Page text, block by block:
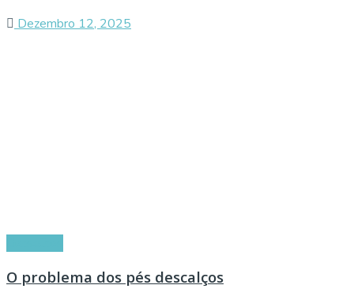
Dezembro 12, 2025
O problema dos pés descalços